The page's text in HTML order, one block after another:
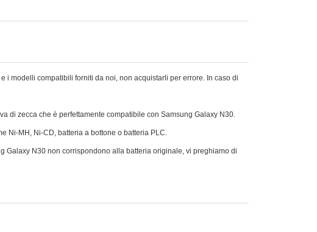
i modelli compatibili forniti da noi, non acquistarli per errore. In caso di
di zecca che è perfettamente compatibile con Samsung Galaxy N30.
Ni-MH, Ni-CD, batteria a bottone o batteria PLC.
Galaxy N30 non corrispondono alla batteria originale, vi preghiamo di